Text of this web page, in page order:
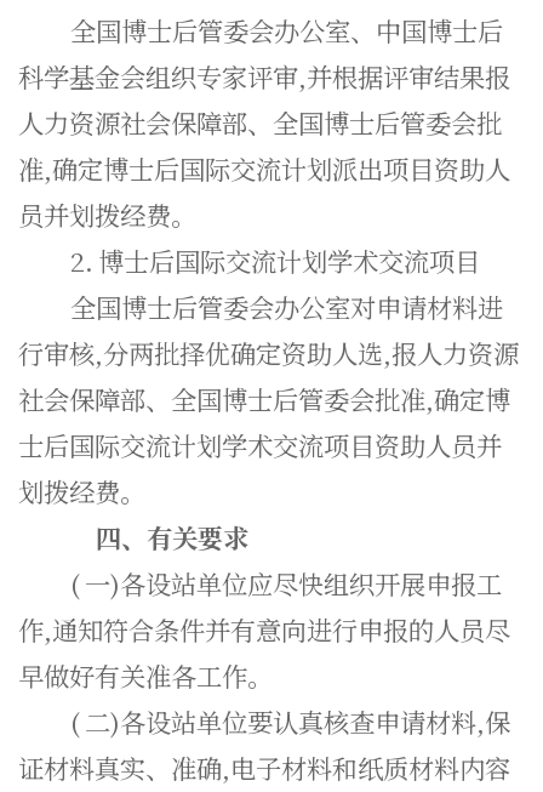
全国博士后管委会办公室、中国博士后
科学基金会组织专家评审,并根据评审结果报
人力资源社会保障部、全国博士后管委会批
准,确定博士后国际交流计划派出项目资助人
员并划拨经费。
2. 博士后国际交流计划学术交流项目
全国博士后管委会办公室对申请材料进
行审核,分两批择优确定资助人选,报人力资源
社会保障部、全国博士后管委会批准,确定博
士后国际交流计划学术交流项目资助人员并
划拨经费。
四、有关要求
(一)各设站单位应尽快组织开展申报工
作,通知符合条件并有意向进行申报的人员尽
早做好有关准各工作。
(二)各设站单位要认真核查申请材料,保
证材料真实、准确,电子材料和纸质材料内容